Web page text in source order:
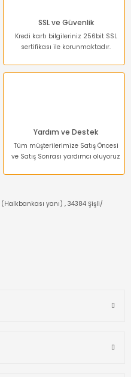
SSL ve Güvenlik
Kredi kartı bilgileriniz 256bit SSL
sertifikası ile korunmaktadır.
Yardım ve Destek
Tüm müşterilerimize Satış Öncesi
ve Satış Sonrası yardımcı oluyoruz
(Halkbankası yanı) , 34384 Şişli/